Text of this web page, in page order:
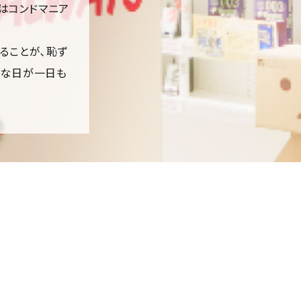
コンドマニア
ことが、恥ず
な日が一日も